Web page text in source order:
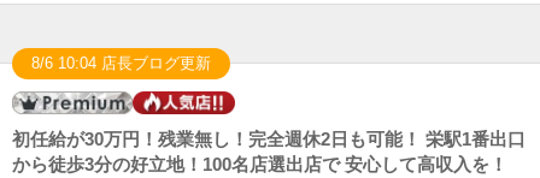
8/6 10:04 店長ブログ更新
初任給が30万円！残業無し！完全週休2日も可能！ 栄駅1番出口
から徒歩3分の好立地！100名店選出店で 安心して高収入を！